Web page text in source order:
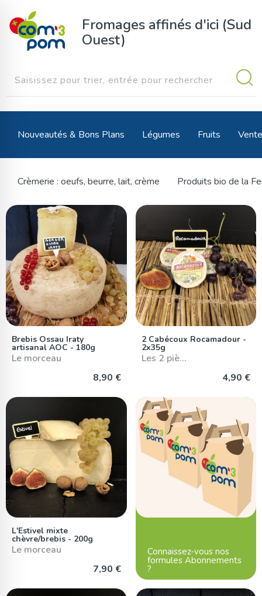
Fromages affinés d'ici (Sud
Ouest)
Nouveautés & Bons Plans Légumes Fruits
Crèmerie : oeufs, beurre, lait, crème Produits bio de la
Brebis Ossau Iraty
artisanal AOC - 180g
Le morceau
8,90 €
2 Cabécoux Rocamadour -
2x35g
Les 2 piè…
4,90 €
L'Estivel mixte
chèvre/brebis - 200g
Le morceau
7,90 €
Connaissez-vous nos
formules Abonnements
?